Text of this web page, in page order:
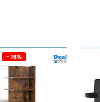
- 16%